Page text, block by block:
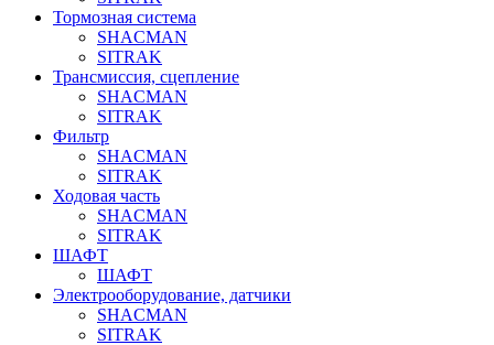
Тормозная система
SHACMAN
SITRAK
Трансмиссия, сцепление
SHACMAN
SITRAK
Фильтр
SHACMAN
SITRAK
Ходовая часть
SHACMAN
SITRAK
ШАФТ
ШАФТ
Электрооборудование, датчики
SHACMAN
SITRAK